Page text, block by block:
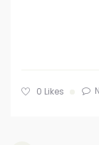
0 Likes